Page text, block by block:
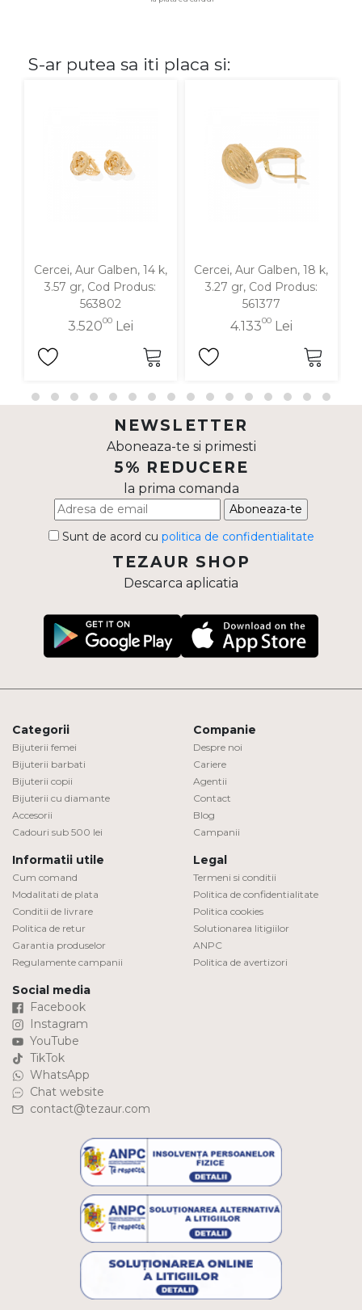
S-ar putea sa iti placa si:
Cercei, Aur Galben, 14 k,
3.57 gr, Cod Produs:
563802
3.52000Lei
Cercei, Aur Galben, 18 k,
3.27 gr, Cod Produs:
561377
4.13300Lei
NEWSLETTER
Aboneaza-te si primesti
5% REDUCERE
la prima comanda
Aboneaza-te
Sunt de acord cu politica de confidentialitate
TEZAUR SHOP
Descarca aplicatia
Categorii
Bijuterii femei
Bijuterii barbati
Bijuterii copii
Bijuterii cu diamante
Accesorii
Cadouri sub 500 lei
Companie
Despre noi
Cariere
Agentii
Contact
Blog
Campanii
Informatii utile
Cum comand
Modalitati de plata
Conditii de livrare
Politica de retur
Garantia produselor
Regulamente campanii
Legal
Termeni si conditii
Politica de confidentialitate
Politica cookies
Solutionarea litigiilor
ANPC
Politica de avertizori
Social media
Facebook
Instagram
YouTube
TikTok
WhatsApp
Chat website
contact@tezaur.com